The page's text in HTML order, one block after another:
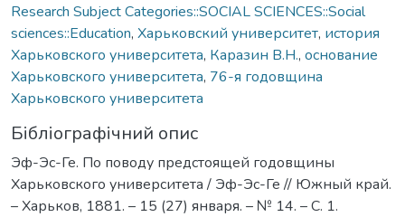
Research Subject Categories::SOCIAL SCIENCES::Social
sciences::Education, Харьковский университет, история
Харьковского университета, Каразин В.Н., основание
Харьковского университета, 76-я годовщина
Харьковского университета
Бібліографічний опис
Эф-Эс-Ге. По поводу предстоящей годовщины
Харьковского университета / Эф-Эс-Ге // Южный край.
– Харьков, 1881. – 15 (27) января. – № 14. – С. 1.